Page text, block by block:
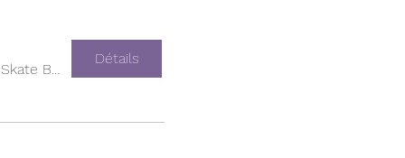
Empire Skate Building
Détails